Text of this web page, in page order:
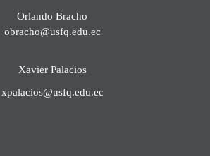
Orlando Bracho
obracho@usfq.edu.ec
Xavier Palacios
xpalacios@usfq.edu.ec